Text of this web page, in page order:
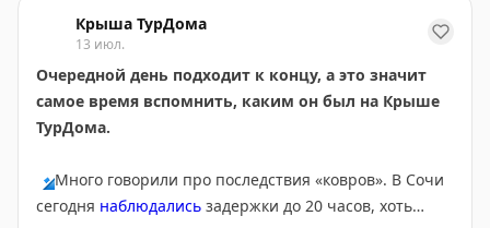
держателей карты Breeze Easy Visa. Тайлер Глатт
рекомендует покупать баллы только если вы найдете
выгодные перелеты, где стоимость за балл
превышает 1,45¢. На некоторых маршрутах баллы
стоят до 2¢, что делает покупку выгодной. Перед
Tyler Glatt|Original
Крыша ТурДома
13 июл.
Очередной день подходит к концу, а это значит
самое время вспомнить, каким он был на Крыше
ТурДома.
🔹Много говорили про последствия «ковров». В Сочи
сегодня наблюдались задержки до 20 часов, хоть